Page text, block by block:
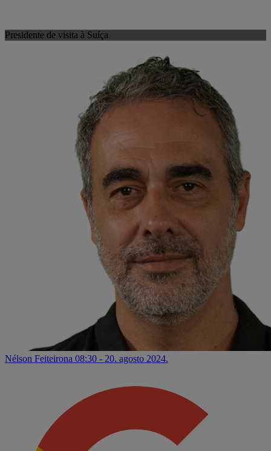
Presidente de visita à Suíça
Nélson Feiteirona 08:30 - 20. agosto 2024.